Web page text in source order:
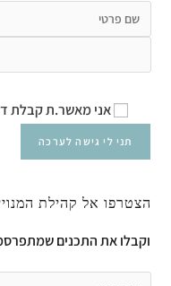
אני מאשר.ת קבלת
הצטרפו אל קהילת
וקבלו את התכנים